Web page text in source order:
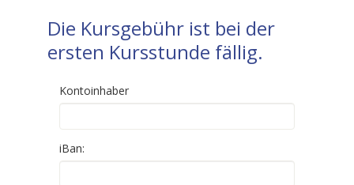
Die Kursgebühr ist bei der
ersten Kursstunde fällig.
Kontoinhaber
iBan: